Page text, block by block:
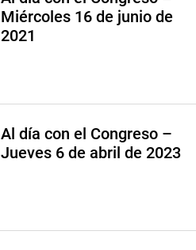
Miércoles 16 de junio de
2021
Al día con el Congreso –
Jueves 6 de abril de 2023